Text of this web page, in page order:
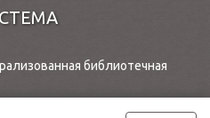
библиотечная